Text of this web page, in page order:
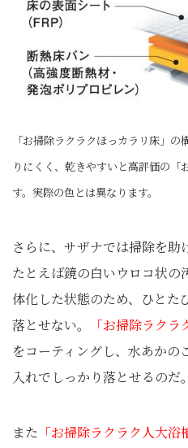
「お掃除ラクラクほっカラリ床」
りにくく、乾きやすいと高評価の
す。実際の色とは異なります。
さらに、サザナでは掃除を助
たとえば鏡の白いウロコ状
体化した状態のため、ひとた
落とせない。
「お掃除ラクラ
をコーティングし、水あかの
入れでしっかり落とせるのだ。
また 「お掃除ラクラク人大浴